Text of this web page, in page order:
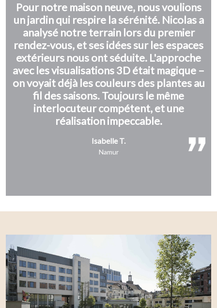
Pour notre maison neuve, nous voulions
un jardin qui respire la sérénité. Nicolas a
analysé notre terrain lors du premier
rendez-vous, et ses idées sur les espaces
extérieurs nous ont séduite. L'approche
avec les visualisations 3D était magique –
on voyait déjà les couleurs des plantes au
fil des saisons. Toujours le même
interlocuteur compétent, et une
réalisation impeccable.
Isabelle T.
Namur